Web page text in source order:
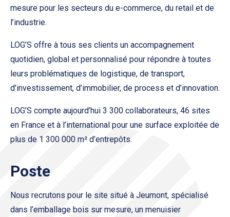
mesure pour les secteurs du e-commerce, du retail et de
l’industrie.
LOG’S offre à tous ses clients un accompagnement
quotidien, global et personnalisé pour répondre à toutes
leurs problématiques de logistique, de transport,
d’investissement, d’immobilier, de process et d’innovation.
LOG’S compte aujourd’hui 3 300 collaborateurs, 46 sites
en France et à l’international pour une surface exploitée de
plus de 1 300 000 m² d’entrepôts.
Poste
Nous recrutons pour le site situé à Jeumont, spécialisé
dans l’emballage bois sur mesure, un menuisier